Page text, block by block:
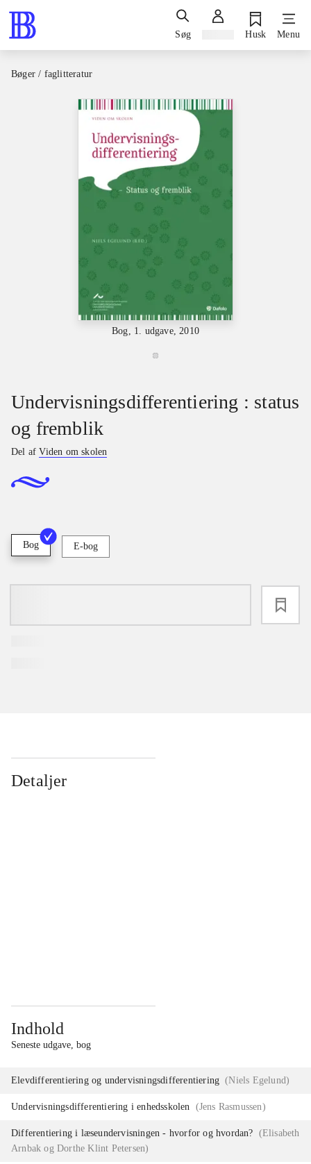
Søg Husk Menu
Bøger / faglitteratur
Bog, 1. udgave, 2010
Undervisningsdifferentiering : status
og fremblik
Del afViden om skolen
Bog E-bog
Detaljer
Indhold
Seneste udgave, bog
Elevdifferentiering og undervisningsdifferentiering (Niels Egelund)
Undervisningsdifferentiering i enhedsskolen (Jens Rasmussen)
Differentiering i læseundervisningen - hvorfor og hvordan? (Elisabeth
Arnbak og Dorthe Klint Petersen)